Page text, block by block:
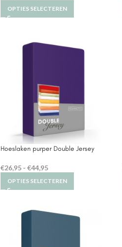
OPTIES SELECTEREN
Hoeslaken purper Double Jersey
€26,95 - €44,95
OPTIES SELECTEREN